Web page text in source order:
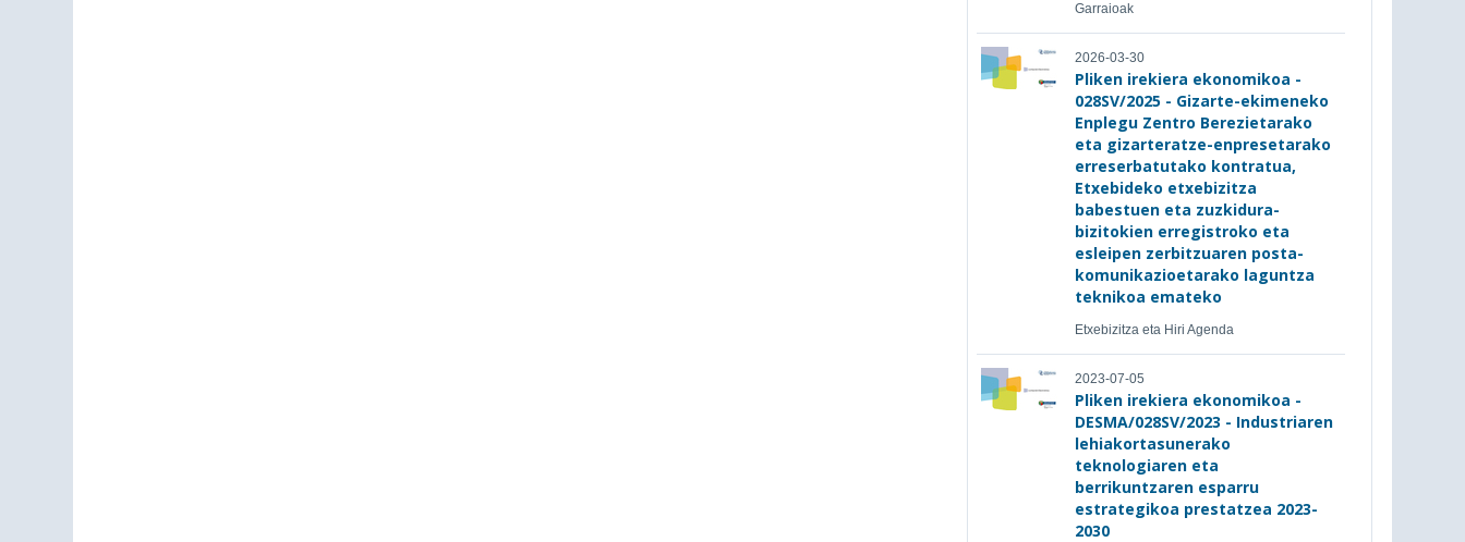
Garraioak
2026-03-30
Pliken irekiera ekonomikoa -
028SV/2025 - Gizarte-ekimeneko
Enplegu Zentro Berezietarako
eta gizarteratze-enpresetarako
erreserbatutako kontratua,
Etxebideko etxebizitza
babestuen eta zuzkidura-
bizitokien erregistroko eta
esleipen zerbitzuaren posta-
komunikazioetarako laguntza
teknikoa emateko
Etxebizitza eta Hiri Agenda
2023-07-05
Pliken irekiera ekonomikoa -
DESMA/028SV/2023 - Industriaren
lehiakortasunerako
teknologiaren eta
berrikuntzaren esparru
estrategikoa prestatzea 2023-
2030